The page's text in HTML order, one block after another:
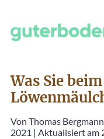
Was Sie
Von Thomas Bergmann
2021 | Aktualisiert am